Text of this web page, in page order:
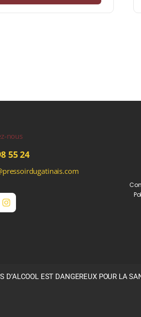
nous
55 24
D’ALCOOL EST DANGEREUX POUR LA